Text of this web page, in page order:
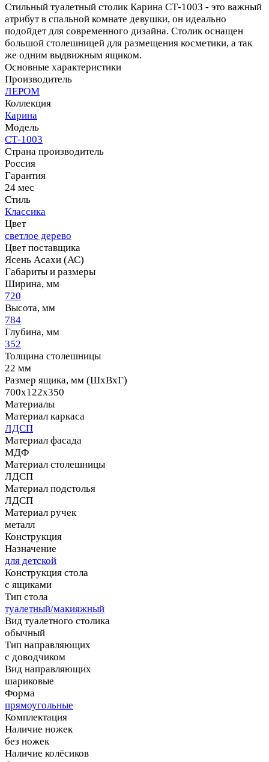
Стильный туалетный столик Карина СТ-1003 - это важный
атрибут в спальной комнате девушки, он идеально
подойдет для современного дизайна. Столик оснащен
большой столешницей для размещения косметики, а так
же одним выдвижным ящиком.
Основные характеристики
Производитель
ЛЕРОМ
Коллекция
Карина
Модель
СТ-1003
Страна производитель
Россия
Гарантия
24 мес
Стиль
Классика
Цвет
светлое дерево
Цвет поставщика
Ясень Асахи (АС)
Габариты и размеры
Ширина, мм
720
Высота, мм
784
Глубина, мм
352
Толщина столешницы
22 мм
Размер ящика, мм (ШхВхГ)
700х122х350
Материалы
Материал каркаса
ЛДСП
Материал фасада
МДФ
Материал столешницы
ЛДСП
Материал подстолья
ЛДСП
Материал ручек
металл
Конструкция
Назначение
для детской
Конструкция стола
с ящиками
Тип стола
туалетный/макияжный
Вид туалетного столика
обычный
Тип направляющих
с доводчиком
Вид направляющих
шариковые
Форма
прямоугольные
Комплектация
Наличие ножек
без ножек
Наличие колёсиков